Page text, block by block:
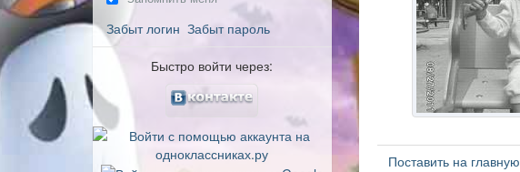
Поставить на главную
Забыт логин Забыт пароль
Быстро войти через: